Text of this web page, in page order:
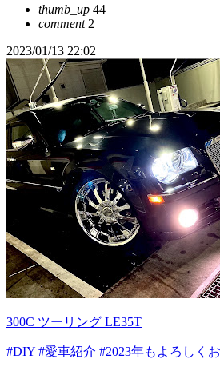
thumb_up 44
comment2
2023/01/13 22:02
300C ツーリング LE35T
#DIY #愛車紹介 #2023年もよろしく